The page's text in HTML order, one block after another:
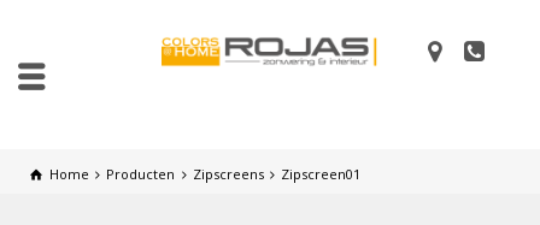
Home Producten Zipscreens Zipscreen01